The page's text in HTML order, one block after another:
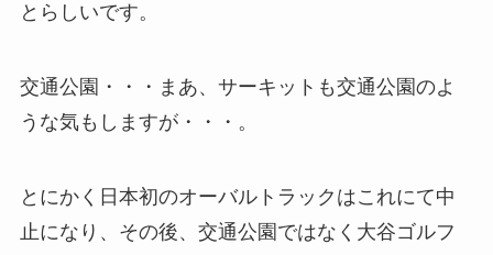
とらしいです。
交通公園・・・まあ、サーキットも交通公園のよ
うな気もしますが・・・。
とにかく日本初のオーバルトラックはこれにて中
止になり、その後、交通公園ではなく大谷ゴルフ